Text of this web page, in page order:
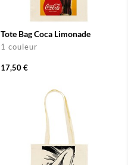
Tote Bag Coca Limonade
1 couleur
17,50 €